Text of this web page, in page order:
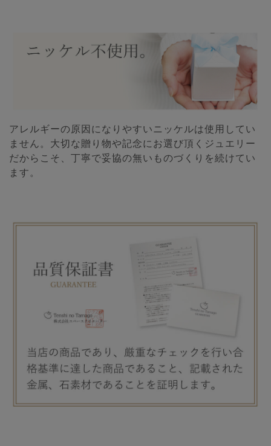
アレルギーの原因になりやすいニッケルは使用してい
ません。大切な贈り物や記念にお選び頂くジュエリー
だからこそ、丁寧で妥協の無いものづくりを続けてい
ます。